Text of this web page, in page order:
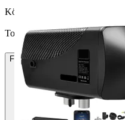
Köparskydd är valfritt hos
Tobbe123z vann auktionen
FraktFri frakt Annat fraktsätt